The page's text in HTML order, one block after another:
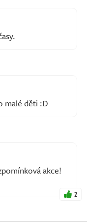
malé děti :D
akce!
2